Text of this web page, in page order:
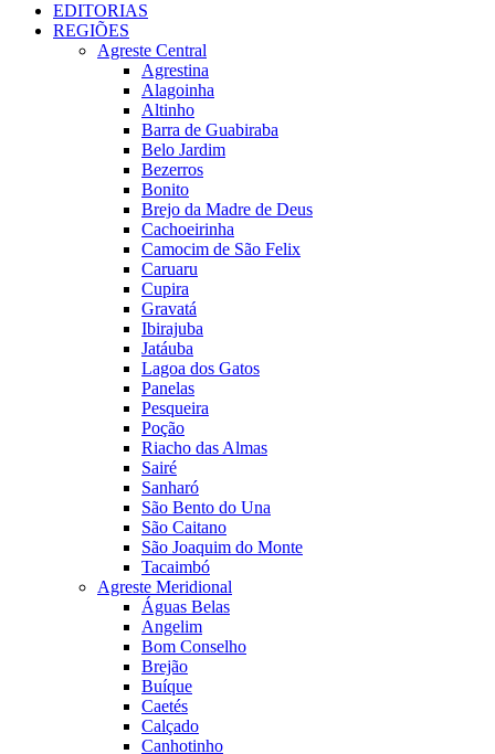
EDITORIAS
REGIÕES
Agreste Central
Agrestina
Alagoinha
Altinho
Barra de Guabiraba
Belo Jardim
Bezerros
Bonito
Brejo da Madre de Deus
Cachoeirinha
Camocim de São Felix
Caruaru
Cupira
Gravatá
Ibirajuba
Jatáuba
Lagoa dos Gatos
Panelas
Pesqueira
Poção
Riacho das Almas
Sairé
Sanharó
São Bento do Una
São Caitano
São Joaquim do Monte
Tacaimbó
Agreste Meridional
Águas Belas
Angelim
Bom Conselho
Brejão
Buíque
Caetés
Calçado
Canhotinho